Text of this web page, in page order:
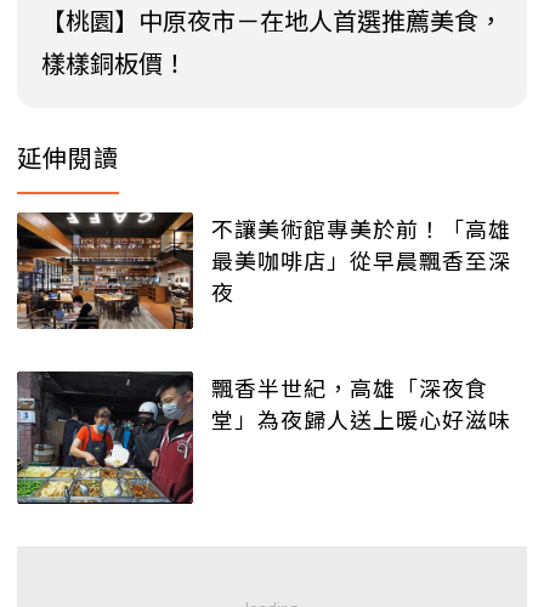
【桃園】中原夜市－在地人首選推薦美食，
樣樣銅板價！
延伸閱讀
不讓美術館專美於前！「高雄
最美咖啡店」從早晨飄香至深
夜
飄香半世紀，高雄「深夜食
堂」為夜歸人送上暖心好滋味